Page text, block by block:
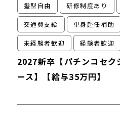
髪型自由 研修制度あり
交通費支給 単身赴任補助
未経験者歓迎 経験者歓迎
2027新卒【パチンコセク
ース】【給与35万円】